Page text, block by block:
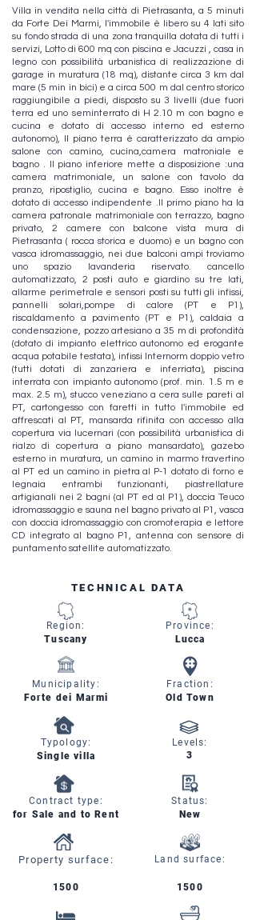
Villa in vendita nella città di Pietrasanta, a 5 minuti
da Forte Dei Marmi, l'immobile è libero su 4 lati sito
su fondo strada di una zona tranquilla dotata di tutti i
servizi, Lotto di 600 mq con piscina e Jacuzzi , casa in
legno con possibilità urbanistica di realizzazione di
garage in muratura (18 mq), distante circa 3 km dal
mare (5 min in bici) e a circa 500 m dal centro storico
raggiungibile a piedi, disposto su 3 livelli (due fuori
terra ed uno seminterrato di H 2.10 m con bagno e
cucina e dotato di accesso interno ed esterno
autonomo), Il piano terra è caratterizzato da ampio
salone con camino, cucina,camera matroniale e
bagno . Il piano inferiore mette a disposizione :una
camera matrimoniale, un salone con tavolo da
pranzo, ripostiglio, cucina e bagno. Esso inoltre è
dotato di accesso indipendente .Il primo piano ha la
camera patronale matrimoniale con terrazzo, bagno
privato, 2 camere con balcone vista mura di
Pietrasanta ( rocca storica e duomo) e un bagno con
vasca idromassaggio, nei due balconi ampi troviamo
uno spazio lavanderia riservato. cancello
automatizzato, 2 posti auto e giardino su tre lati,
allarme perimetrale e sensori posti su tutti gli infissi,
pannelli solari,pompe di calore (PT e P1),
riscaldamento a pavimento (PT e P1), caldaia a
condensazione, pozzo artesiano a 35 m di profondità
(dotato di impianto elettrico autonomo ed erogante
acqua potabile testata), infissi Internorm doppio vetro
(tutti dotati di zanzariera e inferriata), piscina
interrata con impianto autonomo (prof. min. 1.5 m e
max. 2.5 m), stucco veneziano a cera sulle pareti al
PT, cartongesso con faretti in tutto l'immobile ed
affrescati al PT, mansarda rifinita con accesso alla
copertura via lucernari (con possibilità urbanistica di
rialzo di copertura a piano mansardato), gazebo
esterno in muratura, un camino in marmo travertino
al PT ed un camino in pietra al P-1 dotato di forno e
legnaia entrambi funzionanti, piastrellature
artigianali nei 2 bagni (al PT ed al P1), doccia Teuco
idromassaggio e sauna nel bagno privato al P1, vasca
con doccia idromassaggio con cromoterapia e lettore
CD integrato al bagno P1, antenna con sensore di
puntamento satellite automatizzato.
TECHNICAL DATA
Region:
Tuscany
Lucca
Province:
Municipality:
Forte dei Marmi
Fraction:
Old Town
Typology:
Single villa
Contract type:
for Sale and to Rent
Levels:
3
Status:
New
Property surface: Land surface:
1500 1500